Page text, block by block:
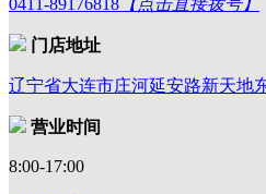
0411-89176818 【点击直接拨号】
门店地址
辽宁省大连市庄河延安路新天地
营业时间
8:00-17:00